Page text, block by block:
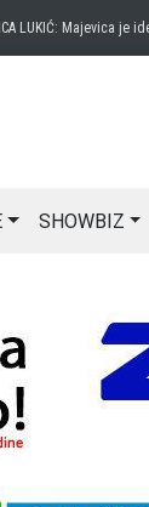
LUKIĆ: Majevica je
SHOWBIZ